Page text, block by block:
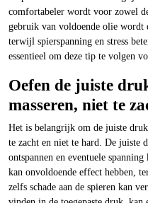
comfortabeler wordt voor zowel
gebruik van voldoende olie wordt
terwijl spierspanning en stress
essentieel om deze tip te volgen
Oefen de juiste
masseren, niet te
Het is belangrijk om de juiste
te zacht en niet te hard. De juiste
ontspannen en eventuele
kan onvoldoende effect hebben,
zelfs schade aan de spieren kan